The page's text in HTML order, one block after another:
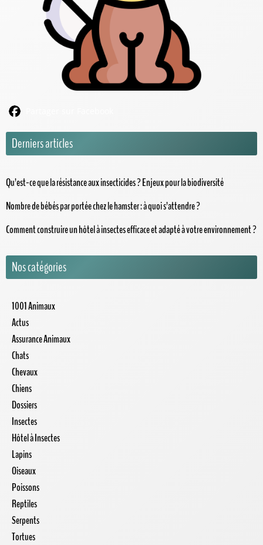
Derniers articles
Qu’est-ce que la résistance aux insecticides ? Enjeux pour la biodiversité
Nombre de bébés par portée chez le hamster : à quoi s’attendre ?
Comment construire un hôtel à insectes efficace et adapté à votre environnement ?
Nos catégories
1001 Animaux
Actus
Assurance Animaux
Chats
Chevaux
Chiens
Dossiers
Insectes
Hôtel à Insectes
Lapins
Oiseaux
Poissons
Reptiles
Serpents
Tortues